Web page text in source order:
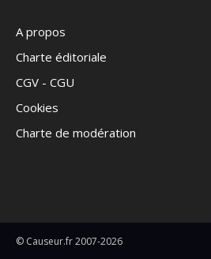
A propos
Charte éditoriale
CGV - CGU
Cookies
Charte de modération
© Causeur.fr 2007-2026